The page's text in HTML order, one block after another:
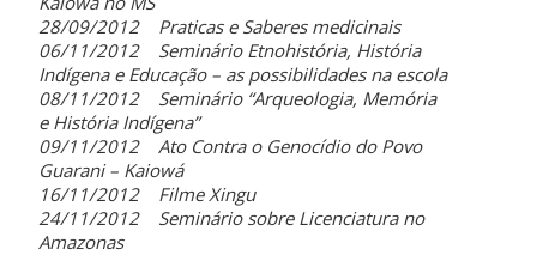
28/09/2012 Praticas e Saberes medicinais
06/11/2012 Seminário Etnohistória, História
Indígena e Educação – as possibilidades na escola
08/11/2012 Seminário “Arqueologia, Memória
e História Indígena”
09/11/2012 Ato Contra o Genocídio do Povo
Guarani – Kaiowá
16/11/2012 Filme Xingu
24/11/2012 Seminário sobre Licenciatura no
Amazonas